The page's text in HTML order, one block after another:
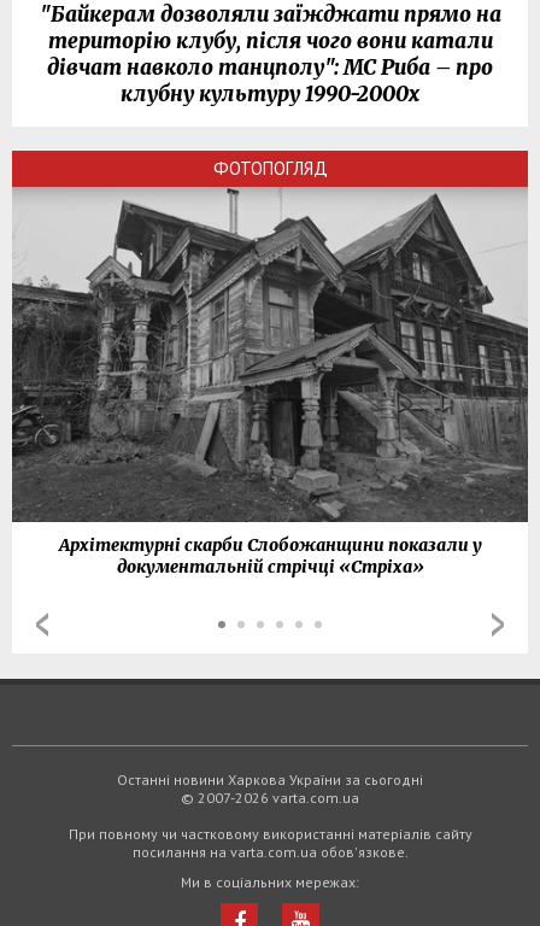
"Байкерам дозволяли заїжджати прямо на
територію клубу, після чого вони катали
дівчат навколо танцполу": МС Риба – про
клубну культуру 1990-2000х
ФОТОПОГЛЯД
Архітектурні скарби Слобожанщини показали у
документальній стрічці «Стріха»
Останні новини Харкова України за сьогодні
© 2007-2026 varta.com.ua
При повному чи частковому використанні матеріалів сайту
посилання на varta.com.ua обов'язкове.
Ми в соціальних мережах: